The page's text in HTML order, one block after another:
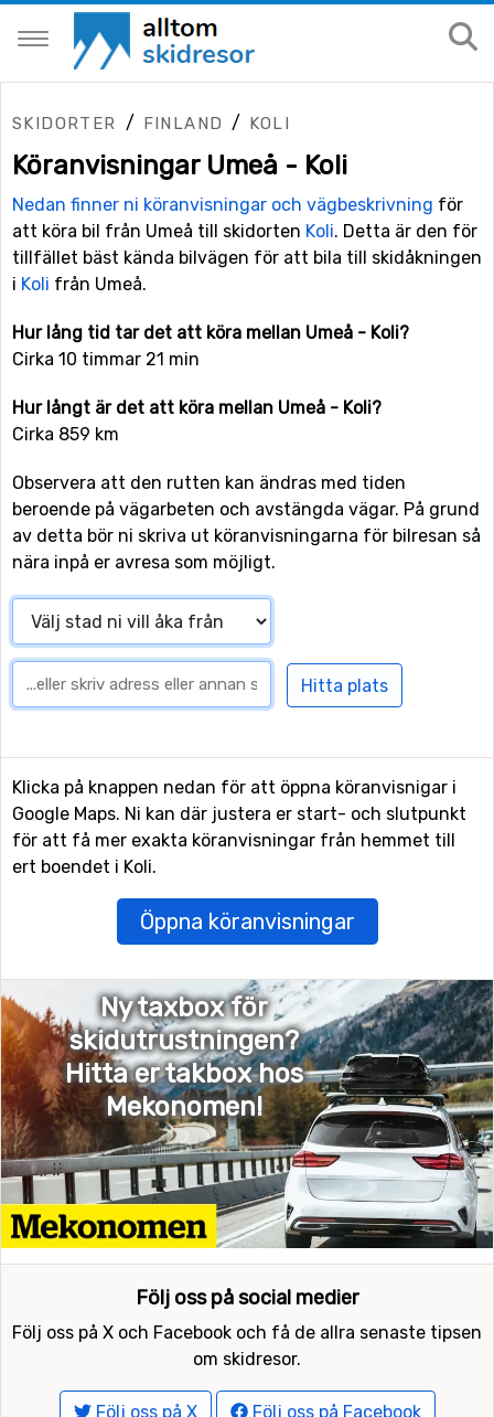
SKIDORTER / FINLAND / KOLI
Köranvisningar Umeå - Koli
Nedan finner ni köranvisningar och vägbeskrivning för
att köra bil från Umeå till skidorten Koli. Detta är den för
tillfället bäst kända bilvägen för att bila till skidåkningen
i Koli från Umeå.
Hur lång tid tar det att köra mellan Umeå - Koli?
Cirka 10 timmar 21 min
Hur långt är det att köra mellan Umeå - Koli?
Cirka 859 km
Observera att den rutten kan ändras med tiden
beroende på vägarbeten och avstängda vägar. På grund
av detta bör ni skriva ut köranvisningarna för bilresan så
nära inpå er avresa som möjligt.
Klicka på knappen nedan för att öppna köranvisnigar i
Google Maps. Ni kan där justera er start- och slutpunkt
för att få mer exakta köranvisningar från hemmet till
ert boendet i Koli.
Öppna köranvisningar
Ny taxbox för
skidutrustningen?
Hitta er takbox hos
Mekonomen!
Följ oss på social medier
Följ oss på X och Facebook och få de allra senaste tipsen
om skidresor.
Följ oss på X Följ oss på Facebook